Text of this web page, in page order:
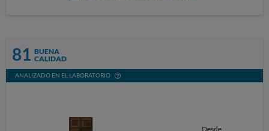
81 BUENA
CALIDAD
ANALIZADO EN EL LABORATORIO
Desde